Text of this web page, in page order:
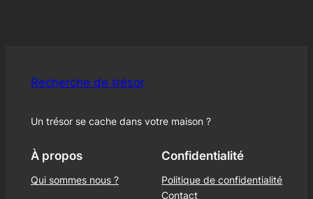
Recherche de trésor
Un trésor se cache dans votre maison ?
À propos
Qui sommes nous ?
Confidentialité
Politique de confidentialité
Contact